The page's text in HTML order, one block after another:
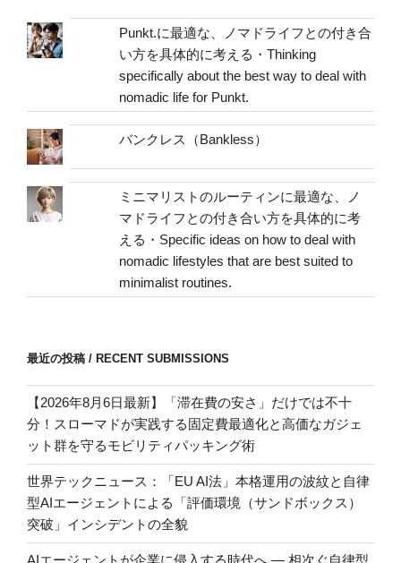
address
Punkt.に最適な、ノマドライフとの付き合
い方を具体的に考える・Thinking
specifically about the best way to deal with
nomadic life for Punkt.
バンクレス（Bankless）
ミニマリストのルーティンに最適な、ノ
マドライフとの付き合い方を具体的に考
える・Specific ideas on how to deal with
nomadic lifestyles that are best suited to
minimalist routines.
最近の投稿 / RECENT SUBMISSIONS
【2026年8月6日最新】「滞在費の安さ」だけでは不十
分！スローマドが実践する固定費最適化と高価なガジェ
ット群を守るモビリティパッキング術
世界テックニュース：「EU AI法」本格運用の波紋と自律
型AIエージェントによる「評価環境（サンドボックス）
突破」インシデントの全貌